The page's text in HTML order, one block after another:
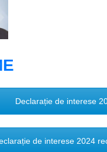
Declarație de interese
de interese 2024